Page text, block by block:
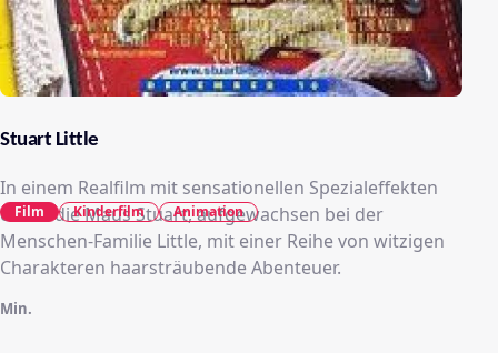
Stuart Little
In einem Realfilm mit sensationellen Spezialeffekten
erlebt die Maus Stuart, aufgewachsen bei der
Menschen-Familie Little, mit einer Reihe von witzigen
Charakteren haarsträubende Abenteuer.
Min.
Film Kinderfilm Animation